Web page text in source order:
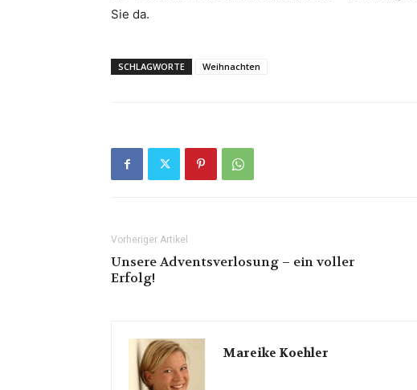
Sie da.
SCHLAGWORTE Weihnachten
Vorheriger Artikel
Unsere Adventsverlosung – ein voller
Erfolg!
Mareike Koehler